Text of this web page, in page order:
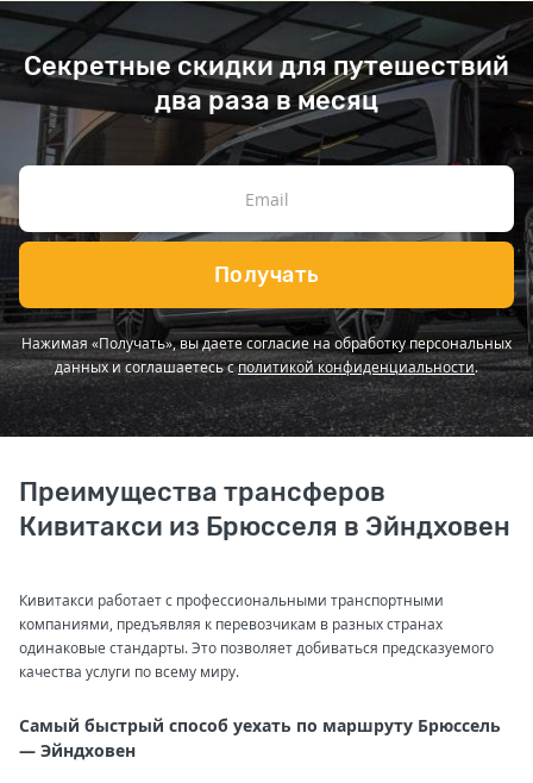
Секретные скидки для путешествий
два раза в месяц
Получать
Нажимая «Получать», вы даете согласие на обработку персональных
данных и соглашаетесь сполитикой конфиденциальности.
Преимущества трансферов
Кивитакси из Брюсселя в Эйндховен
Кивитакси работает с профессиональными транспортными
компаниями, предъявляя к перевозчикам в разных странах
одинаковые стандарты. Это позволяет добиваться предсказуемого
качества услуги по всему миру.
Самый быстрый способ уехать по маршруту Брюссель
— Эйндховен